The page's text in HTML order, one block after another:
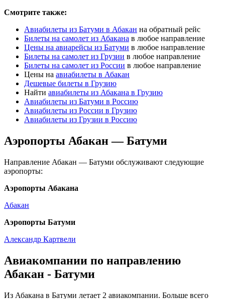
Смотрите также:
Авиабилеты из Батуми в Абакан на обратный рейс
Билеты на самолет из Абакана в любое направление
Цены на авиарейсы из Батуми в любое направление
Билеты на самолет из Грузии в любое направление
Билеты на самолет из России в любое направление
Цены на авиабилеты в Абакан
Дешевые билеты в Грузию
Найти авиабилеты из Абакана в Грузию
Авиабилеты из Батуми в Россию
Авиабилеты из России в Грузию
Авиабилеты из Грузии в Россию
Аэропорты Абакан — Батуми
Направление Абакан — Батуми обслуживают следующие
аэропорты:
Аэропорты Абакана
Абакан
Аэропорты Батуми
Александр Картвели
Авиакомпании по направлению
Абакан - Батуми
Из Абакана в Батуми летает 2 авиакомпании. Больше всего